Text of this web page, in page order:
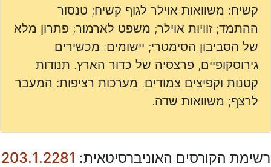
קשיח: משוואות אוילר לגוף קשיח; טנסור
ההתמד; זוויות אוילר; משפט לארמור; פתרון מלא
של הסביבון הסימטרי; יישומים: מכשירים
גירוסקופיים, פרצסיה של כדור הארץ. תנודות
קטנות וקפיצים צמודים. מערכות רציפות: המעבר
לרצף; משוואות שדה.
רשימת הקורסים האוניברסיטאית: 203.1.2281